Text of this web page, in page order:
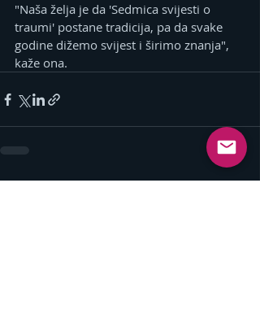
"Naša želja je da 'Sedmica svijesti o
traumi' postane tradicija, pa da svake
godine dižemo svijest i širimo znanja",
kaže ona.